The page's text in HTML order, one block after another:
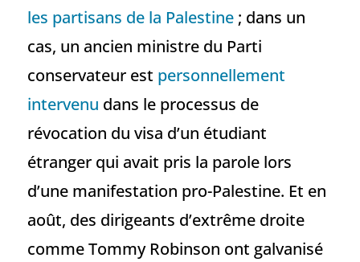
les partisans de la Palestine; dans un
cas, un ancien ministre du Parti
conservateur est personnellement
intervenu dans le processus de
révocation du visa d’un étudiant
étranger qui avait pris la parole lors
d’une manifestation pro-Palestine. Et en
août, des dirigeants d’extrême droite
comme Tommy Robinson ont galvanisé